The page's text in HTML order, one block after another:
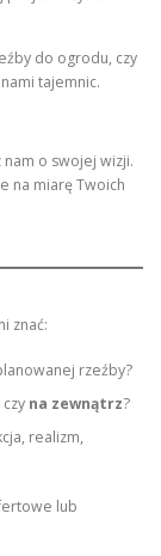
do ogrodu, czy
tajemnic.
o swojej wizji.
na miarę Twoich
znać:
rzeźby?
czy na zewnątrz?
realizm,
lub